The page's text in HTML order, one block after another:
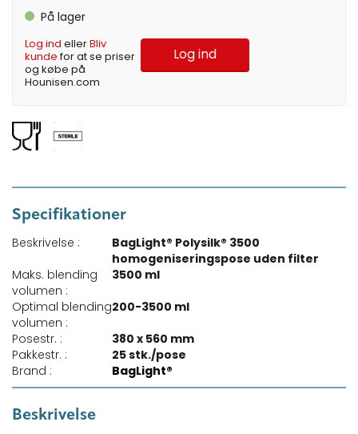
På lager
Log ind ellerBliv
kundefor at se priser
og købe på
Hounisen.com
Log ind
Specifikationer
Beskrivelse :
BagLight® Polysilk® 3500
homogeniseringspose uden filter
Maks. blending
volumen :
3500 ml
Optimal blending
volumen :
200-3500 ml
Posestr. :
380 x 560 mm
Pakkestr. :
25 stk./pose
Brand :
BagLight®
Beskrivelse